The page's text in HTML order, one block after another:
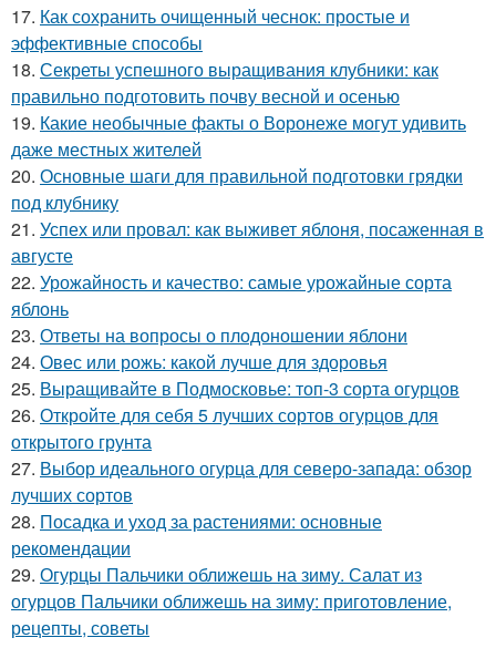
17. Как сохранить очищенный чеснок: простые и
эффективные способы
18. Секреты успешного выращивания клубники: как
правильно подготовить почву весной и осенью
19. Какие необычные факты о Воронеже могут удивить
даже местных жителей
20. Основные шаги для правильной подготовки грядки
под клубнику
21. Успех или провал: как выживет яблоня, посаженная в
августе
22. Урожайность и качество: самые урожайные сорта
яблонь
23. Ответы на вопросы о плодоношении яблони
24. Овес или рожь: какой лучше для здоровья
25. Выращивайте в Подмосковье: топ-3 сорта огурцов
26. Откройте для себя 5 лучших сортов огурцов для
открытого грунта
27. Выбор идеального огурца для северо-запада: обзор
лучших сортов
28. Посадка и уход за растениями: основные
рекомендации
29. Огурцы Пальчики оближешь на зиму. Салат из
огурцов Пальчики оближешь на зиму: приготовление,
рецепты, советы